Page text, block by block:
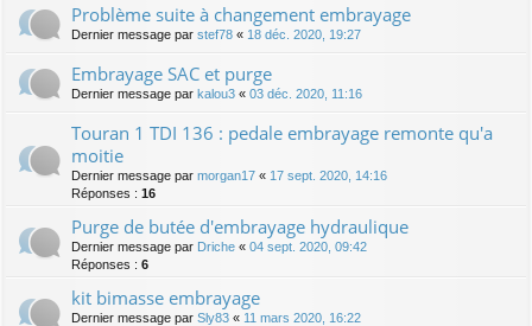
Problème suite à changement embrayage
Dernier message par stef78 « 18 déc. 2020, 19:27
Embrayage SAC et purge
Dernier message par kalou3 « 03 déc. 2020, 11:16
Touran 1 TDI 136 : pedale embrayage remonte qu'a
moitie
Dernier message par morgan17 « 17 sept. 2020, 14:16
Réponses : 16
Purge de butée d'embrayage hydraulique
Dernier message par Driche « 04 sept. 2020, 09:42
Réponses : 6
kit bimasse embrayage
Dernier message par Sly83 « 11 mars 2020, 16:22